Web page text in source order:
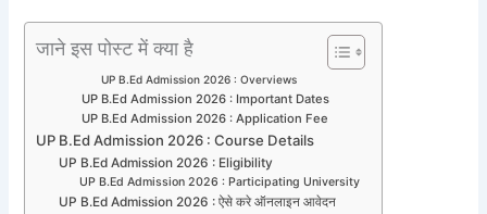
जाने इस पोस्ट में क्या है
UP B.Ed Admission 2026 : Overviews
UP B.Ed Admission 2026 : Important Dates
UP B.Ed Admission 2026 : Application Fee
UP B.Ed Admission 2026 : Course Details
UP B.Ed Admission 2026 : Eligibility
UP B.Ed Admission 2026 : Participating University
UP B.Ed Admission 2026 : ऐसे करे ऑनलाइन आवेदन